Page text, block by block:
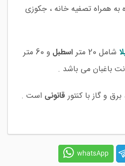
همراه تصفیه خانه ، جکوزی
شامل 20 متر اسطبل و 60 متر
باغبان می باشد .
و گاز با کنتورقانونی است .
whatsApp